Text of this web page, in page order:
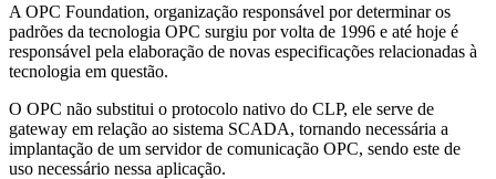
A OPC Foundation, organização responsável por determinar os
padrões da tecnologia OPC surgiu por volta de 1996 e até hoje é
responsável pela elaboração de novas especificações relacionadas à
tecnologia em questão.
O OPC não substitui o protocolo nativo do CLP, ele serve de
gateway em relação ao sistema SCADA, tornando necessária a
implantação de um servidor de comunicação OPC, sendo este de
uso necessário nessa aplicação.